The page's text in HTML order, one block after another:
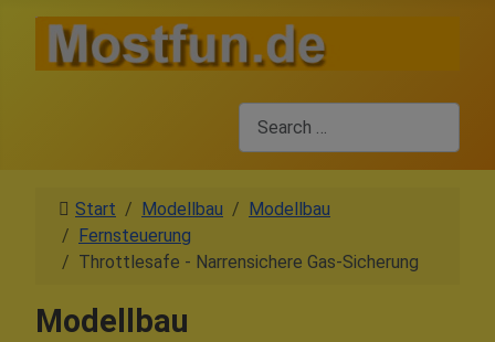
Start Modellbau
Modellbau
Fernsteuerung
Throttlesafe - Narrensichere Gas-Sicherung
Modellbau